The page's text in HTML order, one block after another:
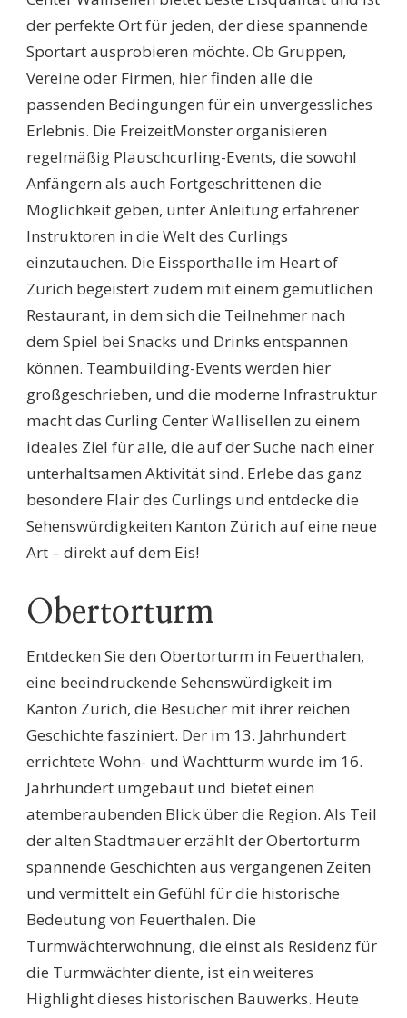
der perfekte Ort für jeden, der diese spannende
Sportart ausprobieren möchte. Ob Gruppen,
Vereine oder Firmen, hier finden alle die
passenden Bedingungen für ein unvergessliches
Erlebnis. Die FreizeitMonster organisieren
regelmäßig Plauschcurling-Events, die sowohl
Anfängern als auch Fortgeschrittenen die
Möglichkeit geben, unter Anleitung erfahrener
Instruktoren in die Welt des Curlings
einzutauchen. Die Eissporthalle im Heart of
Zürich begeistert zudem mit einem gemütlichen
Restaurant, in dem sich die Teilnehmer nach
dem Spiel bei Snacks und Drinks entspannen
können. Teambuilding-Events werden hier
großgeschrieben, und die moderne Infrastruktur
macht das Curling Center Wallisellen zu einem
ideales Ziel für alle, die auf der Suche nach einer
unterhaltsamen Aktivität sind. Erlebe das ganz
besondere Flair des Curlings und entdecke die
Sehenswürdigkeiten Kanton Zürich auf eine neue
Art – direkt auf dem Eis!
Obertorturm
Entdecken Sie den Obertorturm in Feuerthalen,
eine beeindruckende Sehenswürdigkeit im
Kanton Zürich, die Besucher mit ihrer reichen
Geschichte fasziniert. Der im 13. Jahrhundert
errichtete Wohn- und Wachtturm wurde im 16.
Jahrhundert umgebaut und bietet einen
atemberaubenden Blick über die Region. Als Teil
der alten Stadtmauer erzählt der Obertorturm
spannende Geschichten aus vergangenen Zeiten
und vermittelt ein Gefühl für die historische
Bedeutung von Feuerthalen. Die
Turmwächterwohnung, die einst als Residenz für
die Turmwächter diente, ist ein weiteres
Highlight dieses historischen Bauwerks. Heute